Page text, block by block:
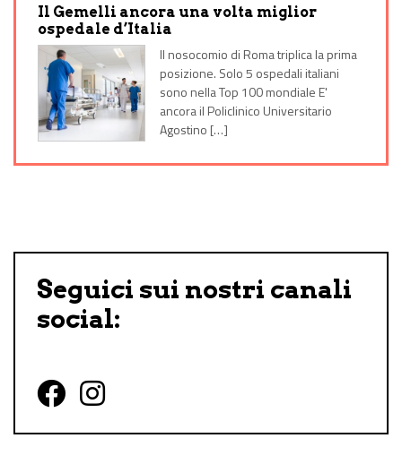
Il Gemelli ancora una volta miglior
ospedale d’Italia
Il nosocomio di Roma triplica la prima
posizione. Solo 5 ospedali italiani
sono nella Top 100 mondiale E'
ancora il Policlinico Universitario
Agostino […]
Seguici sui nostri canali
social:
Follow us on Facebook
Follow us on Instagram